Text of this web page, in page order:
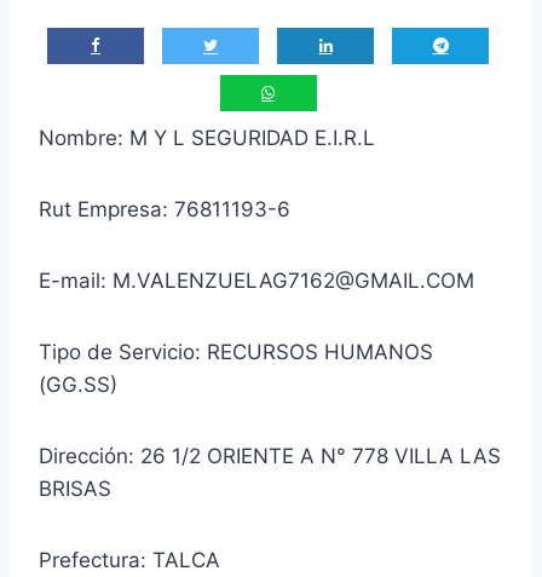
Nombre: M Y L SEGURIDAD E.I.R.L
Rut Empresa: 76811193-6
E-mail: M.VALENZUELAG7162@GMAIL.COM
Tipo de Servicio: RECURSOS HUMANOS
(GG.SS)
Dirección: 26 1/2 ORIENTE A N° 778 VILLA LAS
BRISAS
Prefectura: TALCA